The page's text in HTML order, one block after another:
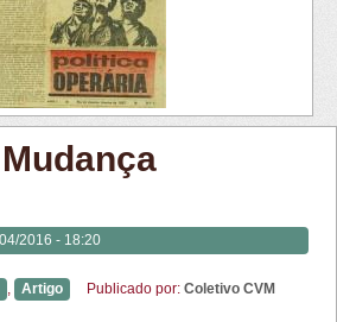
2016 - 18:20
Artigo Publicado por: Coletivo CVM